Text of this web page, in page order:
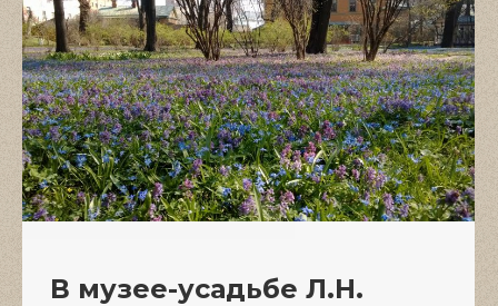
В музее-усадьбе Л.Н.